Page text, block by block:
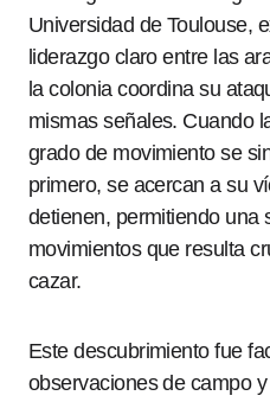
Universidad de Toulouse,
liderazgo claro entre las
la colonia coordina su
mismas señales. Cuando
grado de movimiento se
primero, se acercan a su
detienen, permitiendo una
movimientos que resulta
cazar.
Este descubrimiento fue
observaciones de campo